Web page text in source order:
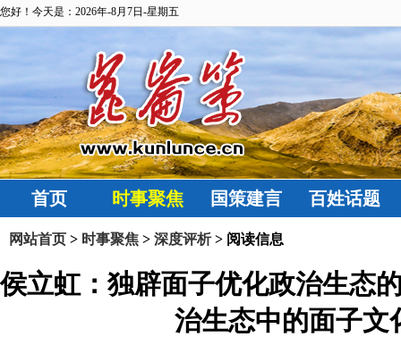
您好！今天是：2026年-8月7日-星期五
首页 时事聚焦 国策建言 百姓话题
网站首页 > 时事聚焦 > 深度评析> 阅读信息
侯立虹：独辟面子优化政治生
治生态中的面子文